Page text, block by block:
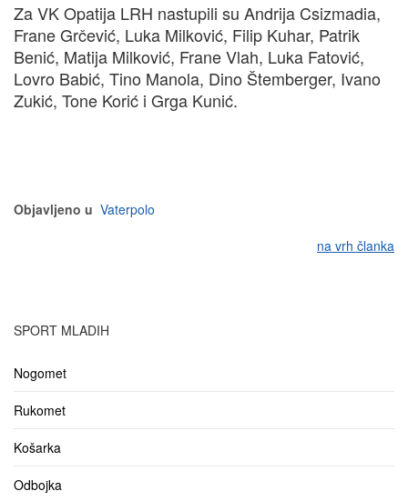
Za VK Opatija LRH nastupili su Andrija Csizmadia,
Frane Grčević, Luka Milković, Filip Kuhar, Patrik
Benić, Matija Milković, Frane Vlah, Luka Fatović,
Lovro Babić, Tino Manola, Dino Štemberger, Ivano
Zukić, Tone Korić i Grga Kunić.
Objavljeno u Vaterpolo
na vrh članka
SPORT MLADIH
Nogomet
Rukomet
Košarka
Odbojka